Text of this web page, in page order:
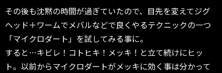
その後も沈黙の時間が過ぎていたので、目先を変えてジグ
ヘッド＋ワームでメバルなどで良くやるテクニックの一つ
「マイクロダート」を試してみる事に。
すると…キビレ！コトヒキ！メッキ！と立て続けにヒッ
ト。以前からマイクロダートがメッキに効く事は分かって